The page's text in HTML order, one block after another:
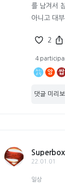
를 남겨서
아니고 대
2
4
앙 쌉
댓글 미리보
Superbox
22.01.01
일상